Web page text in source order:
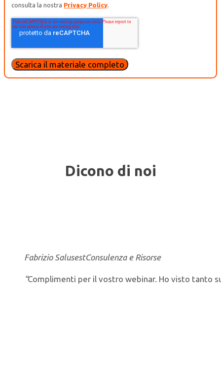
consulta la nostra Privacy Policy.
Dicono di noi
Fabrizio SalusestConsulenza e Risorse
“Complimenti per il vostro webinar. Ho visto tanto